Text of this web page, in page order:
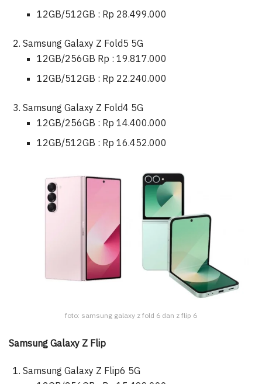
12GB/512GB : Rp 28.499.000
Samsung Galaxy Z Fold5 5G
12GB/256GB Rp : 19.817.000
12GB/512GB : Rp 22.240.000
Samsung Galaxy Z Fold4 5G
12GB/256GB : Rp 14.400.000
12GB/512GB : Rp 16.452.000
foto: samsung galaxy z fold 6 dan z flip 6
Samsung Galaxy Z Flip
Samsung Galaxy Z Flip6 5G